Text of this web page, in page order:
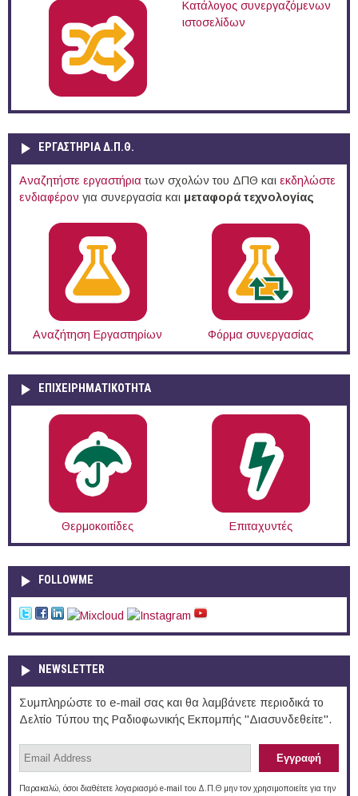
Κατάλογος συνεργαζόμενων
ιστοσελίδων
ΕΡΓΑΣΤΗΡΙΑ Δ.Π.Θ.
Αναζητήστε εργαστήρια των σχολών του ΔΠΘ και εκδηλώστε
ενδιαφέρον για συνεργασία και μεταφορά τεχνολογίας
Αναζήτηση Εργαστηρίων Φόρμα συνεργασίας
ΕΠΙΧΕΙΡΗΜΑΤΙΚΟΤΗΤΑ
Θερμοκοιτίδες Επιταχυντές
FOLLOWME
NEWSLETTER
Συμπληρώστε το e-mail σας και θα λαμβάνετε περιοδικά το
Δελτίο Τύπου της Ραδιοφωνικής Εκπομπής "Διασυνδεθείτε".
Παρακαλώ, όσοι διαθέτετε λογαριασμό e-mail του Δ.Π.Θ μην τον χρησιμοποιείτε για την